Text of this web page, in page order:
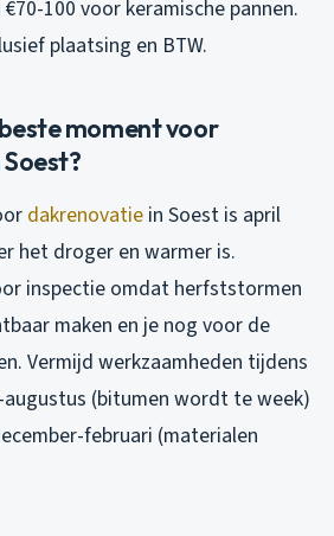
100 voor keramische pannen.
plaatsing en BTW.
moment voor
dakrenovatie in Soest is april
het droger en warmer is.
inspectie omdat herfststormen
maken en je nog voor de
Vermijd werkzaamheden tijdens
(bitumen wordt te week)
februari (materialen